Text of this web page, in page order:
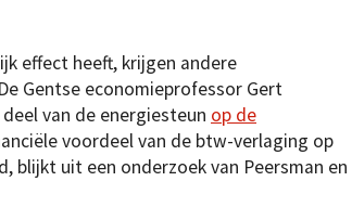
effect heeft, krijgen andere
Gentse economieprofessor Gert
van de energiesteun op de
voordeel van de btw-verlaging op
uit een onderzoek van Peersman en